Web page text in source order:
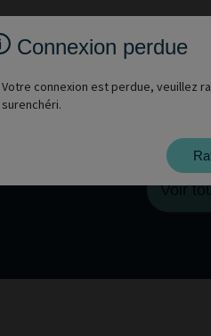
Vous voulez
Voir
Connexion perdue
Votre connexion est perdue, veuillez
surenchéri.